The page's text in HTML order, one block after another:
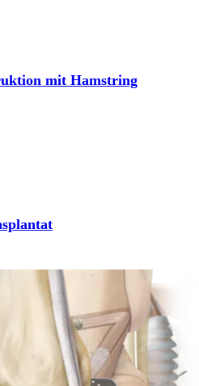
mit Hamstring
Kreuzbands (PCL)